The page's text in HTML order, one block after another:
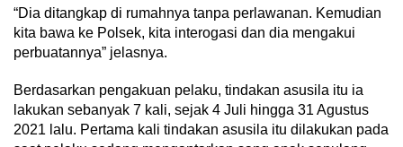
“Dia ditangkap di rumahnya tanpa perlawanan. Kemudian
kita bawa ke Polsek, kita interogasi dan dia mengakui
perbuatannya” jelasnya.
Berdasarkan pengakuan pelaku, tindakan asusila itu ia
lakukan sebanyak 7 kali, sejak 4 Juli hingga 31 Agustus
2021 lalu. Pertama kali tindakan asusila itu dilakukan pada